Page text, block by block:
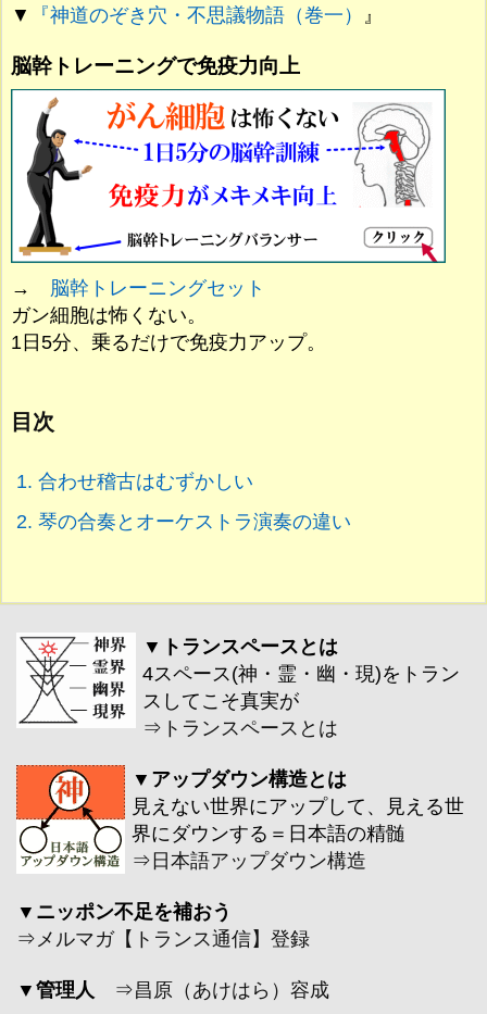
▼
『神道のぞき穴・不思議物語（巻一） 』
脳幹トレーニングで免疫力向上
→ 脳幹トレーニングセット
ガン細胞は怖くない。
1日5分、乗るだけで免疫力アップ。
目次
1. 合わせ稽古はむずかしい
2. 琴の合奏とオーケストラ演奏の違い
▼トランスペースとは
4スペース(神・霊・幽・現)をトラン
スしてこそ真実が
⇒ トランスペースとは
▼アップダウン構造とは
見えない世界にアップして、見える世
界にダウンする＝日本語の精髄
⇒日本語アップダウン構造
▼ニッポン不足を補おう
⇒ メルマガ【トランス通信】登録
▼管理人 ⇒昌原（あけはら）容成